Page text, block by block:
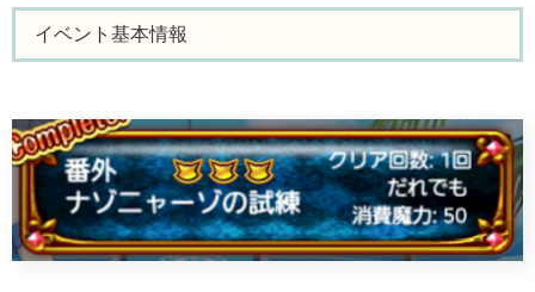
イベント基本情報